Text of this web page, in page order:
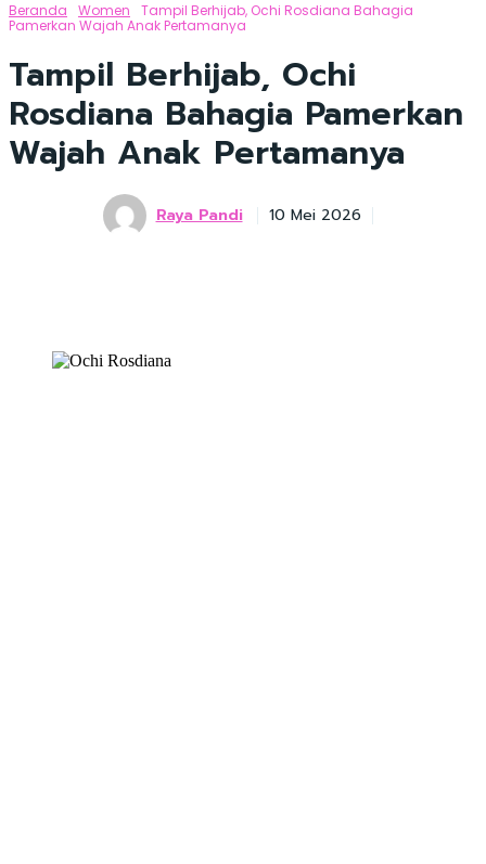
Beranda Women
Tampil Berhijab, Ochi Rosdiana Bahagia
Pamerkan Wajah Anak Pertamanya
Tampil Berhijab, Ochi
Rosdiana Bahagia Pamerkan
Wajah Anak Pertamanya
Raya Pandi 10 Mei 2026